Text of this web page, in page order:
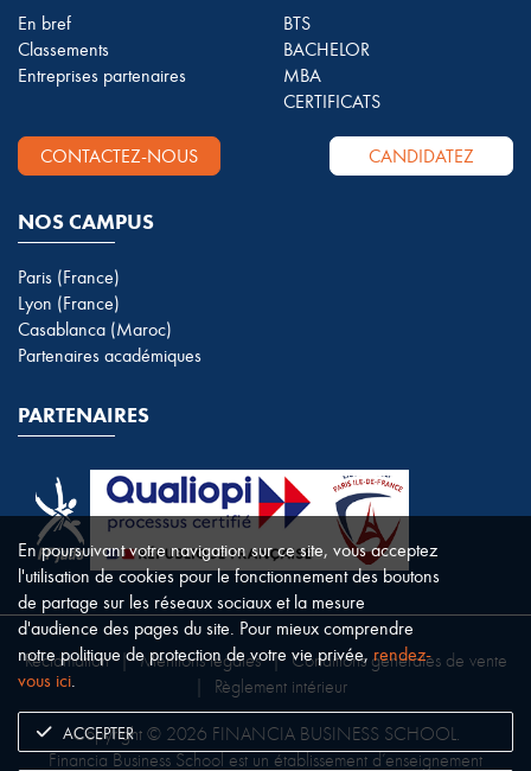
En bref
Classements
Entreprises partenaires
BTS
BACHELOR
MBA
CERTIFICATS
CONTACTEZ-NOUS CANDIDATEZ
NOS CAMPUS
Paris (France)
Lyon (France)
Casablanca (Maroc)
Partenaires académiques
PARTENAIRES
Copyright © 2026 FINANCIA BUSINESS SCHOOL.
Financia Business School est un établissement d’enseignement
Réclamation | Mentions légales | Conditions générales de vente
Règlement intérieur
En poursuivant votre navigation sur ce site, vous acceptez
l'utilisation de cookies pour le fonctionnement des boutons
de partage sur les réseaux sociaux et la mesure
d'audience des pages du site. Pour mieux comprendre
notre politique de protection de votre vie privée,rendez-
vous ici.
ACCEPTER